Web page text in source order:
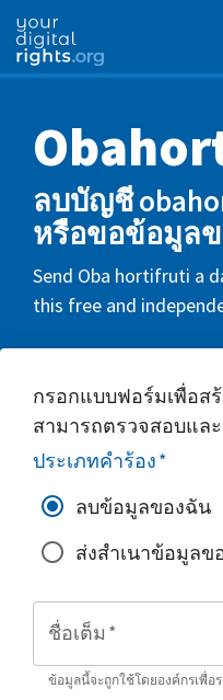
ลบบัญชี
หรือขอข้อมูล
Send Oba hortifruti a
this free and
กรอกแบบฟอร์มเพื่อส
สามารถตรวจสอบแล
ประเภทคำร้อง*
ลบข้อมูลของฉัน
ส่งสำเนาข้อมูล
ชื่อเต็ม *
ข้อมูลนี้จะถูกใช้โดยองค์กรเพื่